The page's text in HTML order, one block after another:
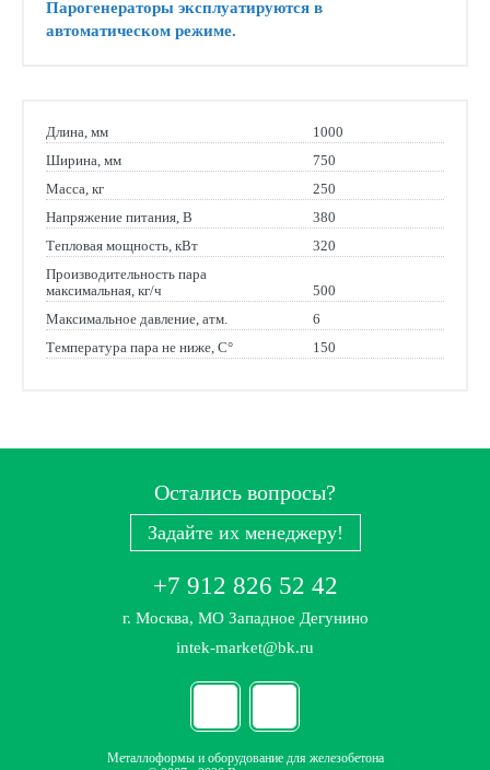
Парогенераторы эксплуатируются в
автоматическом режиме.
Длина, мм
1000
Ширина, мм
750
Масса, кг
250
Напряжение питания, В
380
Тепловая мощность, кВт
320
Производительность пара
максимальная, кг/ч
500
Максимальное давление, атм.
6
Температура пара не ниже, С°
150
Остались вопросы?
Задайте их менеджеру!
+7 912 826 52 42
г. Москва, МО Западное Дегунино
intek-market@bk.ru
Металлоформы и оборудование для железобетона